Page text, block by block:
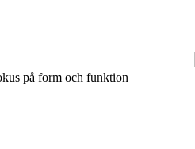
på form och funktion